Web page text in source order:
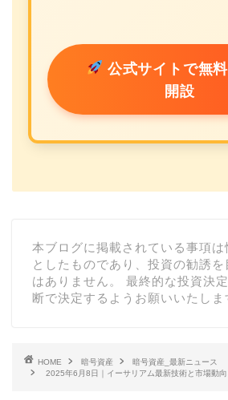
公式サイトで無
開設
本ブログに掲載されている事項
としたものであり、投資の勧誘
はありません。 最終的な投資決
断で決定するようお願いいたしま
HOME 暗号資産
暗号資産_最新ニュース
2025年6月8日｜イーサリアム最新技術と市場動